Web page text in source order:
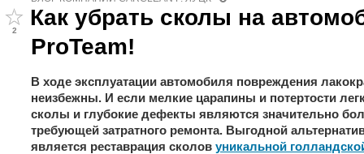
2
Как убрать сколы на
ProTeam!
В ходе эксплуатации автомобиля повреждения
неизбежны. И если мелкие царапины и потертости
сколы и глубокие дефекты являются значительно
требующей затратного ремонта. Выгодной
является реставрация сколов уникальной